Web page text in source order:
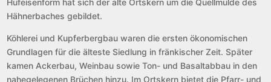
Hähnerbaches gebildet.
Köhlerei und Kupferbergbau waren die ersten ökonomischen
Grundlagen für die älteste Siedlung in fränkischer Zeit. Später
kamen Ackerbau, Weinbau sowie Ton- und Basaltabbau in den
nahegelegenen Brüchen hinzu. Im Ortskern bietet die Pfarr- und